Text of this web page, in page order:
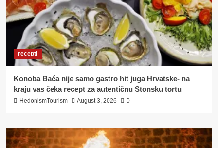
recepti
Konoba Baća nije samo gastro hit juga Hrvatske- na
kraju vas čeka recept za autentičnu Stonsku tortu
HedonismTourism August 3, 2026 0